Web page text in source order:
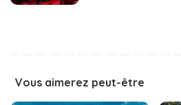
Vous aimerez peut-être